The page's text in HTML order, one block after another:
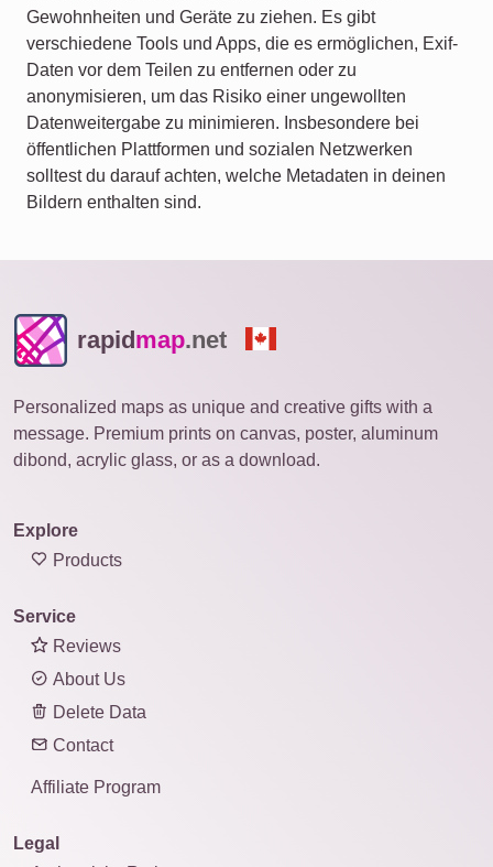
Gewohnheiten und Geräte zu ziehen. Es gibt
verschiedene Tools und Apps, die es ermöglichen, Exif-
Daten vor dem Teilen zu entfernen oder zu
anonymisieren, um das Risiko einer ungewollten
Datenweitergabe zu minimieren. Insbesondere bei
öffentlichen Plattformen und sozialen Netzwerken
solltest du darauf achten, welche Metadaten in deinen
Bildern enthalten sind.
rapidmap.net
Personalized maps as unique and creative gifts with a
message. Premium prints on canvas, poster, aluminum
dibond, acrylic glass, or as a download.
Explore
Products
Service
Reviews
About Us
Delete Data
Contact
Affiliate Program
Legal